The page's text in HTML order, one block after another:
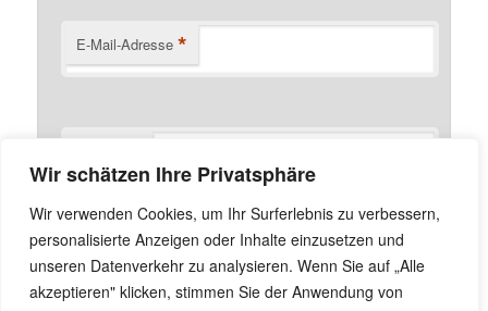
Wir schätzen Ihre Privatsphäre
Wir verwenden Cookies, um Ihr Surferlebnis zu verbessern,
personalisierte Anzeigen oder Inhalte einzusetzen und
unseren Datenverkehr zu analysieren. Wenn Sie auf „Alle
akzeptieren" klicken, stimmen Sie der Anwendung von
E-Mail-Adresse *
Name, E-Mail-Adresse und Website in diesem Browser
für meinen nächsten Kommentar speichern.